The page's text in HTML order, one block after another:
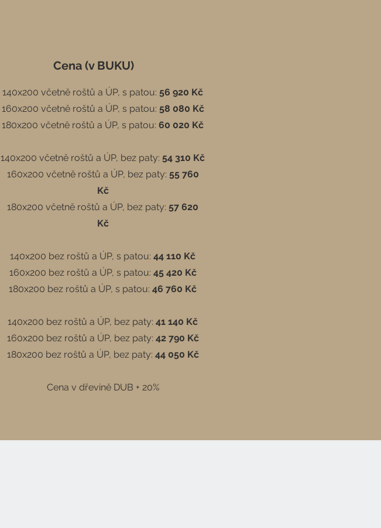
Cena (v BUKU)
140x200 včetně roštů a ​ÚP, s patou: 56 920 Kč
160x200 včetně roštů a ÚP, s patou: 58 080 Kč
180x200 včetně roštů a ÚP, s patou: 60 020 Kč
140x200 včetně roštů a ​ÚP, bez paty: 54 310 Kč
160x200 včetně roštů a ÚP, bez paty: 55 760
Kč
180x200 včetně roštů a ÚP, bez paty: 57 620
Kč
140x200 bez roštů a ÚP, s patou: 44 110 Kč
160x200 bez roštů a ÚP, s patou: 45 420 Kč
180x200 bez roštů a ÚP, s patou: 46 760 Kč
140x200 bez roštů a ÚP, bez paty: 41 140 Kč
160x200 bez roštů a ÚP, bez paty: 42 790 Kč
180x200 bez roštů a ÚP, bez paty: 44 050 Kč
Cena v dřevině DUB + 20%